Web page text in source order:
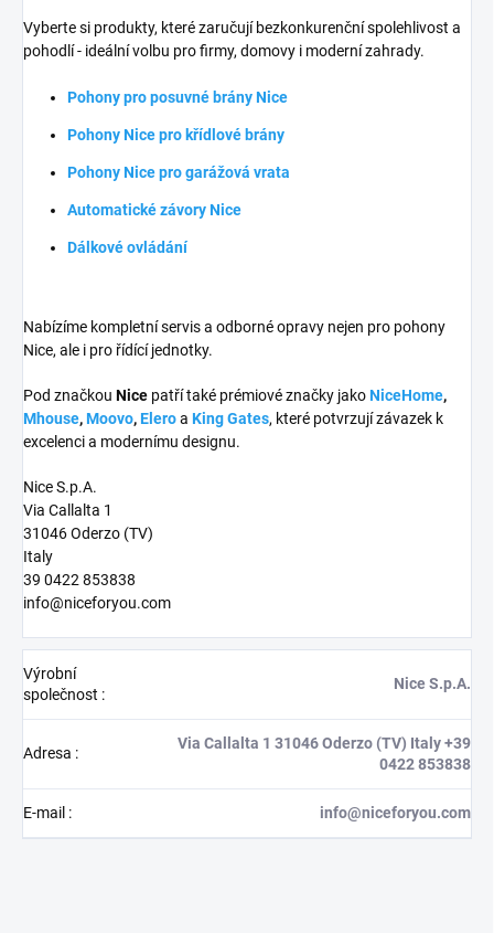
Vyberte si produkty, které zaručují bezkonkurenční spolehlivost a
pohodlí - ideální volbu pro firmy, domovy i moderní zahrady.
Pohony pro posuvné brány Nice
Pohony Nice pro křídlové brány
Pohony Nice pro garážová vrata
Automatické závory Nice
Dálkové ovládání
Nabízíme kompletní servis a odborné opravy nejen pro pohony
Nice, ale i pro řídící jednotky.
Pod značkou Nice patří také prémiové značky jakoNiceHome,
Mhouse,Moovo,Eleroa King Gates, které potvrzují závazek k
excelenci a modernímu designu.
Nice S.p.A.
Via Callalta 1
31046 Oderzo (TV)
Italy
39 0422 853838
info@niceforyou.com
Výrobní
společnost :
Nice S.p.A.
Adresa :
Via Callalta 1 31046 Oderzo (TV) Italy +39
0422 853838
E-mail : info@niceforyou.com